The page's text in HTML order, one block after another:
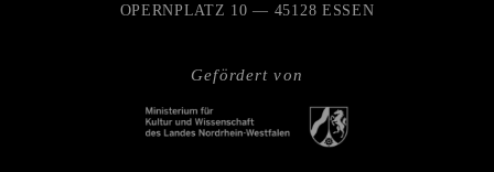
Gefördert von
OPERNPLATZ 10 — 45128 ESSEN